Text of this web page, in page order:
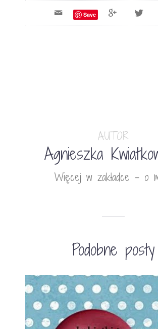
Save
AUTOR
Agnieszka
Więcej w zakładce - o
Podobne posty